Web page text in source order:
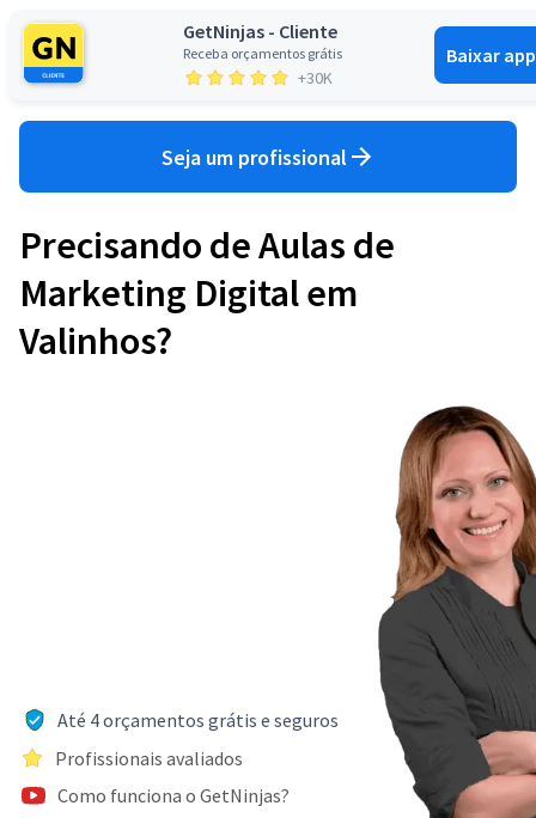
GetNinjas - Cliente
Receba orçamentos grátis
+30K
Baixar app
Seja um profissional
Precisando de Aulas de
Marketing Digital em
Valinhos?
Até 4 orçamentos grátis e seguros
Profissionais avaliados
Como funciona o GetNinjas?